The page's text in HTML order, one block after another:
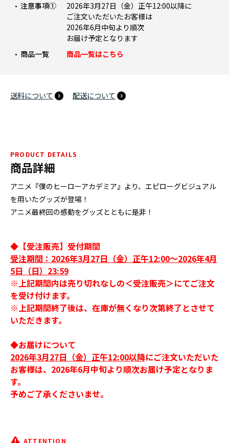
注意事項①
2026年3月27日（金）正午12:00以降に
ご注文いただいたお客様は
2026年6月中旬より順次
お届け予定となります
商品一覧
商品一覧はこちら
送料について 配送について
PRODUCT DETAILS
商品詳細
アニメ『僕のヒーローアカデミア』より、エピローグビジュアル
を用いたグッズが登場！
アニメ最終回の感動をグッズとともに是非！
◆【受注販売】受付期間
受注期間：2026年3月27日（金）正午12:00～2026年4月
5日（日）23:59
※上記期間内は売り切れなしの＜受注販売＞にてご注文
を受け付けます。
※上記期間終了後は、在庫が無くなり次第終了とさせて
いただきます。
◆お届けについて
2026年3月27日（金）正午12:00以降にご注文いただいた
お客様は、2026年6月中旬より順次お届け予定となりま
す。
予めご了承くださいませ。
ATTENTION